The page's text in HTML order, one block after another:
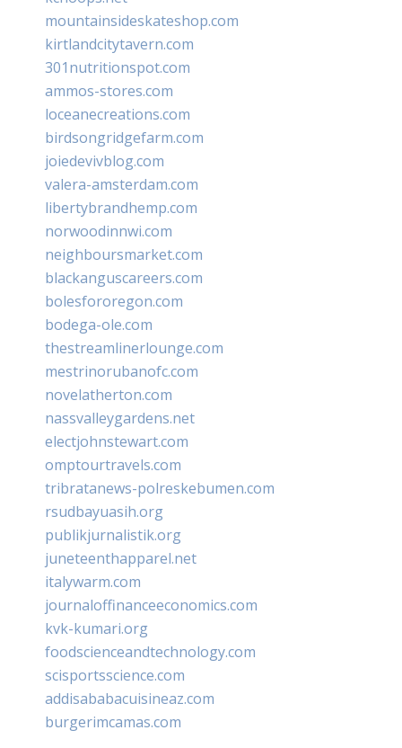
mountainsideskateshop.com
kirtlandcitytavern.com
301nutritionspot.com
ammos-stores.com
loceanecreations.com
birdsongridgefarm.com
joiedevivblog.com
valera-amsterdam.com
libertybrandhemp.com
norwoodinnwi.com
neighboursmarket.com
blackanguscareers.com
bolesfororegon.com
bodega-ole.com
thestreamlinerlounge.com
mestrinorubanofc.com
novelatherton.com
nassvalleygardens.net
electjohnstewart.com
omptourtravels.com
tribratanews-polreskebumen.com
rsudbayuasih.org
publikjurnalistik.org
juneteenthapparel.net
italywarm.com
journaloffinanceeconomics.com
kvk-kumari.org
foodscienceandtechnology.com
scisportsscience.com
addisababacuisineaz.com
burgerimcamas.com